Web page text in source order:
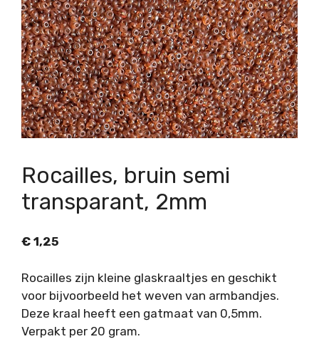
Rocailles, bruin semi
transparant, 2mm
€ 1,25
Rocailles zijn kleine glaskraaltjes en geschikt
voor bijvoorbeeld het weven van armbandjes.
Deze kraal heeft een gatmaat van 0,5mm.
Verpakt per 20 gram.